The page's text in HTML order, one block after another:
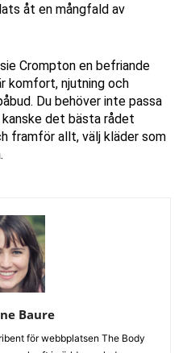
åt en mångfald av
Crompton en befriande
komfort, njutning och
Du behöver inte passa
kanske det bästa rådet
framför allt, välj kläder som
Baure
för webbplatsen The Body